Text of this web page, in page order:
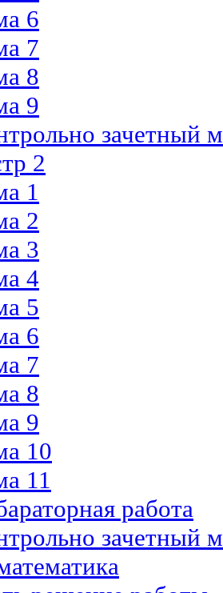
6
7
8
9
зачетный
2
1
2
3
4
5
6
7
8
9
10
11
работа
зачетный